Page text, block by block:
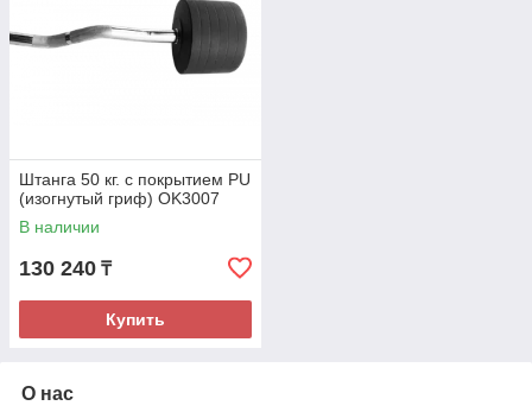
Штанга 50 кг. с покрытием PU
(изогнутый гриф) OK3007
В наличии
130 240 ₸
Купить
О нас